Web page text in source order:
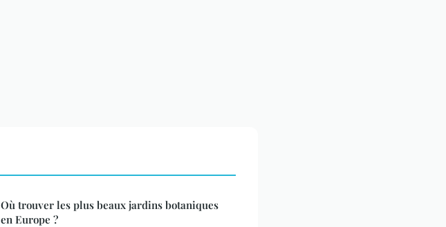
Où trouver les plus beaux jardins botaniques
en Europe ?